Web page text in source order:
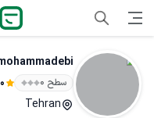
سطح ۰ 0
Tehran